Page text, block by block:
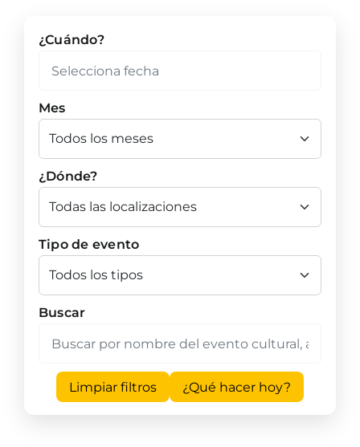
¿Cuándo?
Mes
¿Dónde?
Tipo de evento
Buscar
Limpiar filtros ¿Qué hacer hoy?